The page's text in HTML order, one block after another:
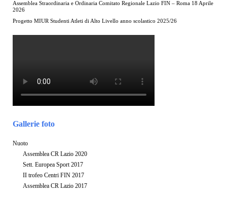
Assemblea Straordinaria e Ordinaria Comitato Regionale Lazio FIN – Roma 18 Aprile
2026
Progetto MIUR Studenti Atleti di Alto Livello anno scolastico 2025/26
Gallerie foto
Nuoto
Assemblea CR Lazio 2020
Sett. Europea Sport 2017
II trofeo Centri FIN 2017
Assemblea CR Lazio 2017